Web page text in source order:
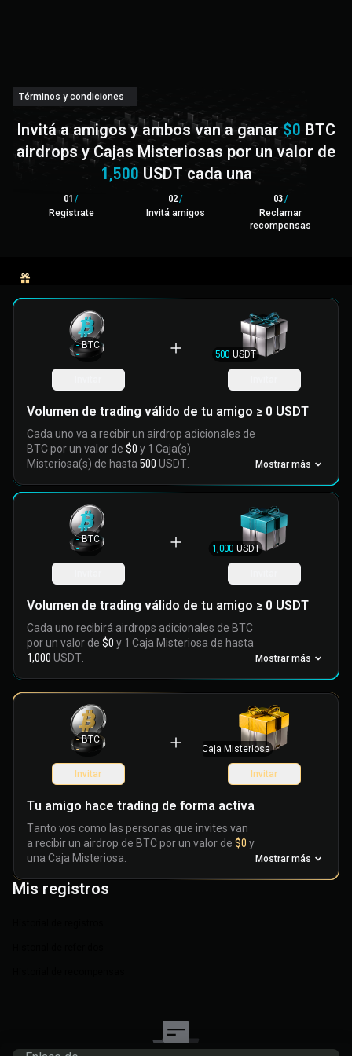
Invitá a amigos y ambos van a ganar$0 BTC
airdrops y Cajas Misteriosas por un valor de
1,500 USDT cada una
01 /
Registrate
02/
Invitá amigos
03/
Reclamar
recompensas
Términos y condiciones
Volumen de trading válido de tu amigo ≥ 0 USDT
Cada uno va a recibir un airdrop adicionales de
BTC por un valor de $0 y 1 Caja(s)
Misteriosa(s) de hasta 500 USDT. Mostrar más
-
-
BTC
500 USDT
Volumen de trading válido de tu amigo ≥ 0 USDT
Cada uno recibirá airdrops adicionales de BTC
por un valor de $0 y 1 Caja Misteriosa de hasta
1,000 USDT. Mostrar más
-
-
BTC
1,000 USDT
Tu amigo hace trading de forma activa
Tanto vos como las personas que invites van
a recibir un airdrop de BTC por un valor de $0 y
una Caja Misteriosa.
Mostrar más
-
-
BTC
Invitar
Caja Misteriosa
Invitar
Mis registros